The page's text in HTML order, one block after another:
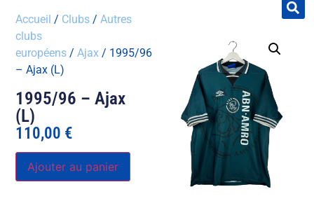
Accueil / Clubs /Autres
clubs
européens /Ajax / 1995/96
– Ajax (L)
1995/96 – Ajax
(L)
110,00 €
Ajouter au panier